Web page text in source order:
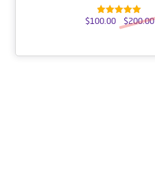
تم التقييم
5.00من 5
$200.00
$100.00